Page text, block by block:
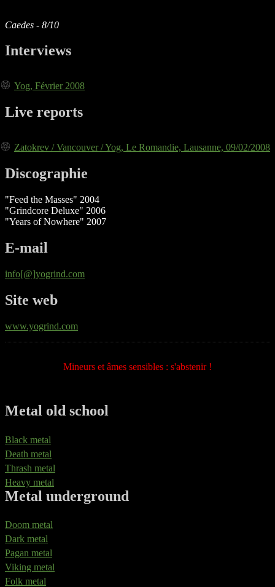
Caedes - 8/10
Interviews
Yog, Février 2008
Live reports
Zatokrev / Vancouver / Yog, Le Romandie, Lausanne, 09/02/2008
Discographie
"Feed the Masses" 2004
"Grindcore Deluxe" 2006
"Years of Nowhere" 2007
E-mail
info[@]yogrind.com
Site web
www.yogrind.com
Mineurs et âmes sensibles : s'abstenir !
Metal old school
Black metal
Death metal
Thrash metal
Heavy metal
Metal underground
Doom metal
Dark metal
Pagan metal
Viking metal
Folk metal